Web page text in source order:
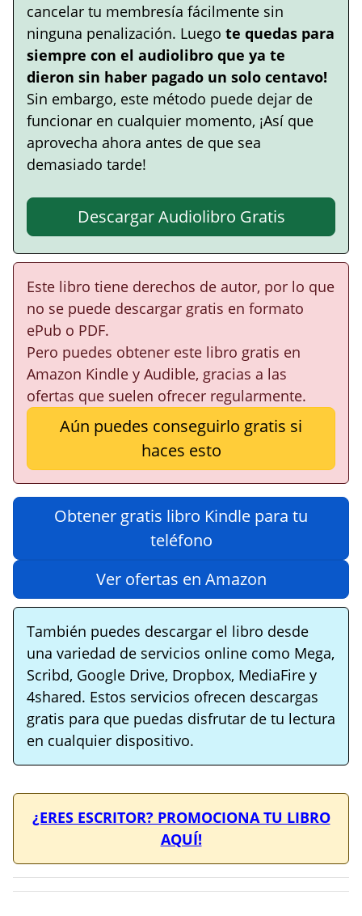
cancelar tu membresía fácilmente sin
ninguna penalización. Luego te quedas para
siempre con el audiolibro que ya te
dieron sin haber pagado un solo centavo!
Sin embargo, este método puede dejar de
funcionar en cualquier momento, ¡Así que
aprovecha ahora antes de que sea
demasiado tarde!
Descargar Audiolibro Gratis
Este libro tiene derechos de autor, por lo que
no se puede descargar gratis en formato
ePub o PDF.
Pero puedes obtener este libro gratis en
Amazon Kindle y Audible, gracias a las
ofertas que suelen ofrecer regularmente.
Aún puedes conseguirlo gratis si
haces esto
Obtener gratis libro Kindle para tu
teléfono
Ver ofertas en Amazon
También puedes descargar el libro desde
una variedad de servicios online como Mega,
Scribd, Google Drive, Dropbox, MediaFire y
4shared. Estos servicios ofrecen descargas
gratis para que puedas disfrutar de tu lectura
en cualquier dispositivo.
¿ERES ESCRITOR? PROMOCIONA TU LIBRO
AQUÍ!